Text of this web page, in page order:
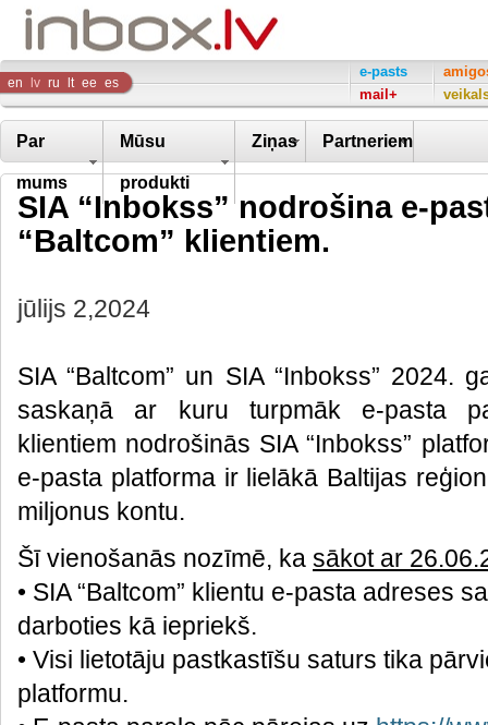
Inbox
Company
en lv ru lt ee es
e-pasts
mail+
Par
mums
Mūsu
produkti
Ziņas Partneriem
SIA “Inbokss” nodrošina e-
“Baltcom” klientiem.
jūlijs 2,2024
SIA “Baltcom” un SIA “Inbokss” 2024.
saskaņā ar kuru turpmāk e-pasta
klientiem nodrošinās SIA “Inbokss”
e-pasta platforma ir lielākā Baltijas
miljonus kontu.
Šī vienošanās nozīmē, ka sākot ar
• SIA “Baltcom” klientu e-pasta adreses
darboties kā iepriekš.
• Visi lietotāju pastkastīšu saturs tika
platformu.